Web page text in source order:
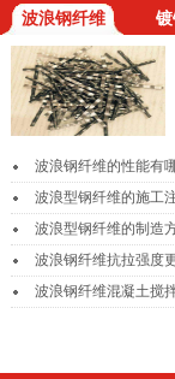
波浪钢纤维
波浪钢纤维的性能有
波浪型钢纤维的施工
波浪型钢纤维的制造
波浪钢纤维抗拉强度
波浪钢纤维混凝土搅